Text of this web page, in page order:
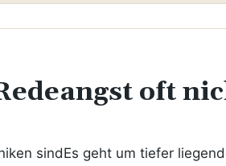
oft
sindEs geht um tiefer